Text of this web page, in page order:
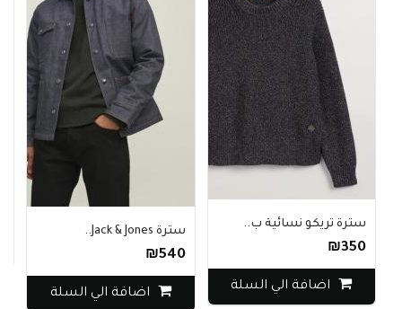
سترة تريكو نسائية ب..
₪350
اضافة الي السلة
سترة Jack & Jones..
₪540
اضافة الي السلة